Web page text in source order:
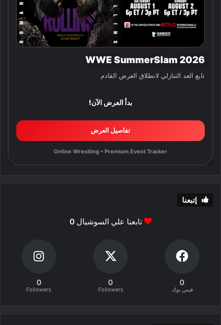
WWE SummerSlam 2026
تابع العد التنازلي لانطلاق العرض القادم
بدأ العرض الآن!
تفاصيل العرض
Online Wrestling • Premium Event Tracker
إتبعنا
تابعنا علي السوشيال0
0
فيس بوك
0
Followers
0
Followers